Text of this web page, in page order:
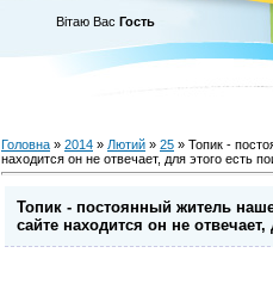
Вітаю Вас Гость
Головна » 2014 » Лютий » 25 » Топик -
находится он не отвечает, для этого есть
Топик - постоянный житель
сайте находится он не